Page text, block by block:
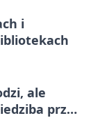
i
ale
przy